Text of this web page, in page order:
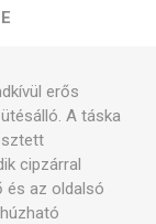
erős
A táska
cipzárral
és az oldalsó